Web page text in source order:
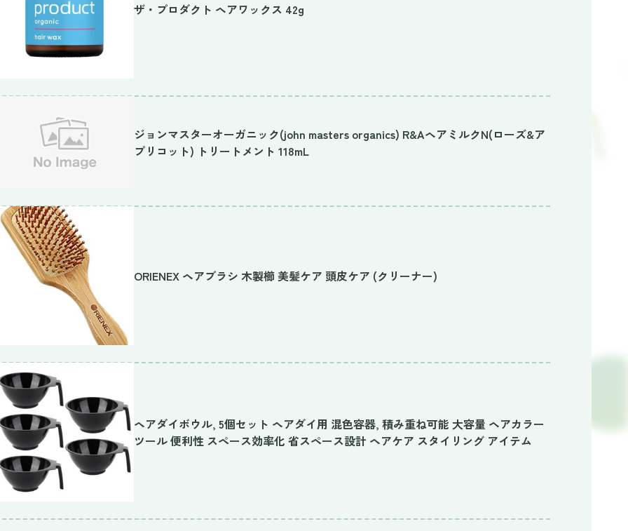
ザ・プロダクト ヘアワックス 42g
ジョンマスターオーガニック(john masters organics) R&AヘアミルクN(ローズ&ア
プリコット) トリートメント 118mL
ORIENEX ヘアブラシ 木製櫛 美髪ケア 頭皮ケア (クリーナー)
ヘアダイボウル, 5個セット ヘアダイ用 混色容器, 積み重ね可能 大容量 ヘアカラー
ツール 便利性 スペース効率化 省スペース設計 ヘアケア スタイリング アイテム